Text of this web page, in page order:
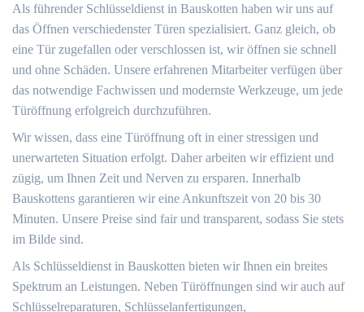
Als führender Schlüsseldienst in Bauskotten haben wir uns auf
das Öffnen verschiedenster Türen spezialisiert. Ganz gleich, ob
eine Tür zugefallen oder verschlossen ist, wir öffnen sie schnell
und ohne Schäden. Unsere erfahrenen Mitarbeiter verfügen über
das notwendige Fachwissen und modernste Werkzeuge, um jede
Türöffnung erfolgreich durchzuführen.
Wir wissen, dass eine Türöffnung oft in einer stressigen und
unerwarteten Situation erfolgt. Daher arbeiten wir effizient und
zügig, um Ihnen Zeit und Nerven zu ersparen. Innerhalb
Bauskottens garantieren wir eine Ankunftszeit von 20 bis 30
Minuten. Unsere Preise sind fair und transparent, sodass Sie stets
im Bilde sind.
Als Schlüsseldienst in Bauskotten bieten wir Ihnen ein breites
Spektrum an Leistungen. Neben Türöffnungen sind wir auch auf
Schlüsselreparaturen, Schlüsselanfertigungen,